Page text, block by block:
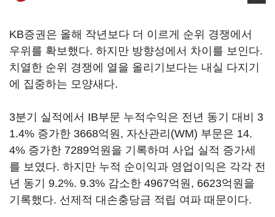
KB증권은 올해 작년보다 더 이르게 순위 경쟁에서
우위를 확보했다. 하지만 방향성에서 차이를 보인다.
치열한 순위 경쟁에 열을 올리기보다는 내실 다지기
에 집중하는 모양새다.
3분기 실적에서 IB부문 누적수익은 전년 동기 대비 3
1.4% 증가한 3668억원, 자산관리(WM) 부문은 14.
4% 증가한 7289억원을 기록하며 사업 실적 증가세
를 보였다. 하지만 누적 순이익과 영업이익은 각각 전
년 동기 9.2%. 9.3% 감소한 4967억원, 6623억원을
기록했다. 선제적 대손충당금 적립 여파 때문이다.